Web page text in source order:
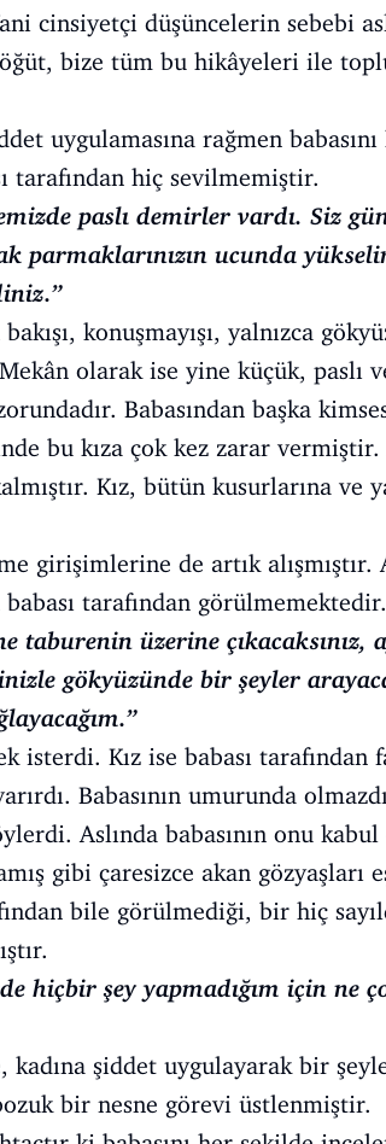
cinsiyetçi düşüncelerin sebebi
bize tüm bu hikâyeleri ile
uygulamasına rağmen
tarafından hiç sevilmemiştir.
paslı demirler vardı. Siz
parmaklarınızın ucunda
konuşmayışı, yalnızca
olarak ise yine küçük, paslı
Babasından başka
bu kıza çok kez zarar vermiştir.
Kız, bütün kusurlarına ve
girişimlerine de artık alışmıştır.
tarafından görülmemektedir.
taburenin üzerine çıkacaksınız,
gökyüzünde bir şeyler
isterdi. Kız ise babası
Babasının umurunda
Aslında babasının onu
gibi çaresizce akan gözyaşları
bile görülmediği, bir hiç
hiçbir şey yapmadığım için ne
kadına şiddet uygulayarak bir
bir nesne görevi üstlenmiştir.